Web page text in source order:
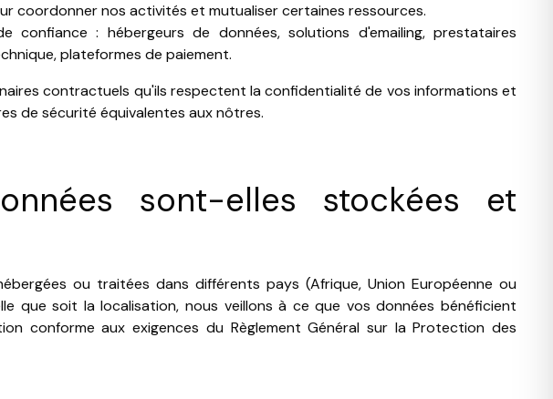
coordonner nos activités et mutualiser certaines ressources.
confiance : hébergeurs de données, solutions d'emailing, prestataires
plateformes de paiement.
contractuels qu'ils respectent la confidentialité de vos informations et
de sécurité équivalentes aux nôtres.
sont-elles stockées et
ou traitées dans différents pays (Afrique, Union Européenne ou
que soit la localisation, nous veillons à ce que vos données bénéficient
conforme aux exigences du Règlement Général sur la Protection des